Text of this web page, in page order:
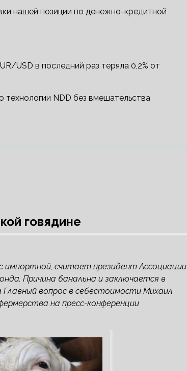
нашей позиции по денежно-кредитной
USD в последний раз теряла 0,2% от
NDD без вмешательства
говядине
импортной, считает президент Ассоциации
Причина банальна и заключается в
вопрос в себестоимости Михаил
на пресс-конференции